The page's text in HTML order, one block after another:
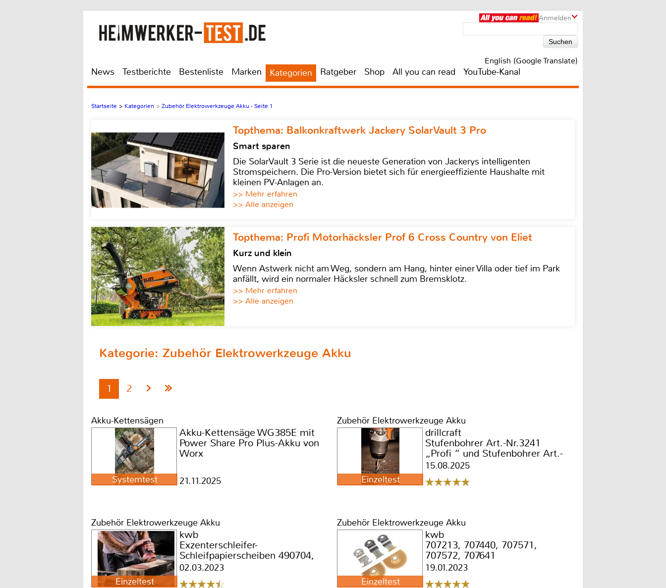
Anmelden
English (Google Translate)
News Testberichte Bestenliste Marken Kategorien Ratgeber Shop All you can read YouTube-Kanal
Startseite > Kategorien > Zubehör Elektrowerkzeuge Akku - Seite 1
Topthema: Balkonkraftwerk Jackery SolarVault 3 Pro
Smart sparen
Die SolarVault 3 Serie ist die neueste Generation von Jackerys intelligenten
Stromspeichern. Die Pro-Version bietet sich für energieeffiziente Haushalte mit
kleinen PV-Anlagen an.
>> Mehr erfahren
>> Alle anzeigen
Topthema: Profi Motorhäcksler Prof 6 Cross Country von Eliet
Kurz und klein
Wenn Astwerk nicht am Weg, sondern am Hang, hinter einer Villa oder tief im Park
anfällt, wird ein normaler Häcksler schnell zum Bremsklotz.
>> Mehr erfahren
>> Alle anzeigen
Kategorie: Zubehör Elektrowerkzeuge Akku
1 2
Akku-Kettensägen
Systemtest
Akku-Kettensäge WG385E mit
Power Share Pro Plus-Akku von
Worx
21.11.2025
Zubehör Elektrowerkzeuge Akku
Einzeltest
drillcraft
Stufenbohrer Art.-Nr.3241
„Profi “ und Stufenbohrer Art.-
Nr.3112 „Tin“
15.08.2025
Zubehör Elektrowerkzeuge Akku
Einzeltest
kwb
Exzenterschleifer-
Schleifpapierscheiben 490704,
490706, 490708, 490712,
490718, 490724
02.03.2023
Zubehör Elektrowerkzeuge Akku
Einzeltest
kwb
707213, 707440, 707571,
707572, 707641
19.01.2023